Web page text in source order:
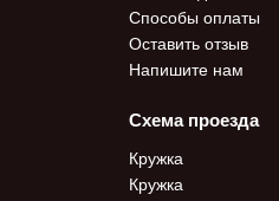
Способы оплаты
Оставить отзыв
Напишите нам
Схема проезда
Кружка
Кружка